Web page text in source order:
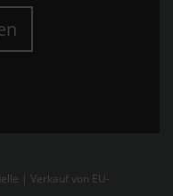
| Verkauf von EU-